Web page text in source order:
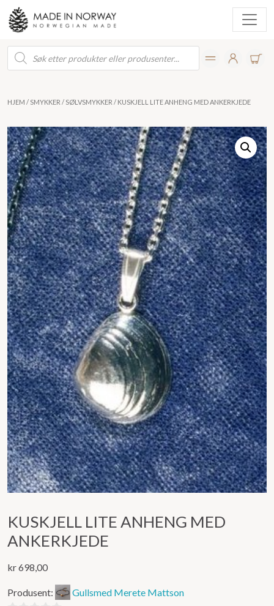
Products
search
HJEM / SMYKKER / SØLVSMYKKER / KUSKJELL LITE ANHENG MED ANKERKJEDE
KUSKJELL LITE ANHENG MED
ANKERKJEDE
kr698,00
Produsent: Gullsmed Merete Mattson